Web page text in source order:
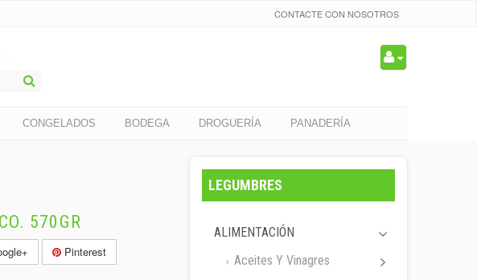
CONTACTE CON NOSOTROS
CONGELADOS BODEGA DROGUERÍA PANADERÍA
570GR
Pinterest
LEGUMBRES
ALIMENTACIÓN
Aceites Y Vinagres